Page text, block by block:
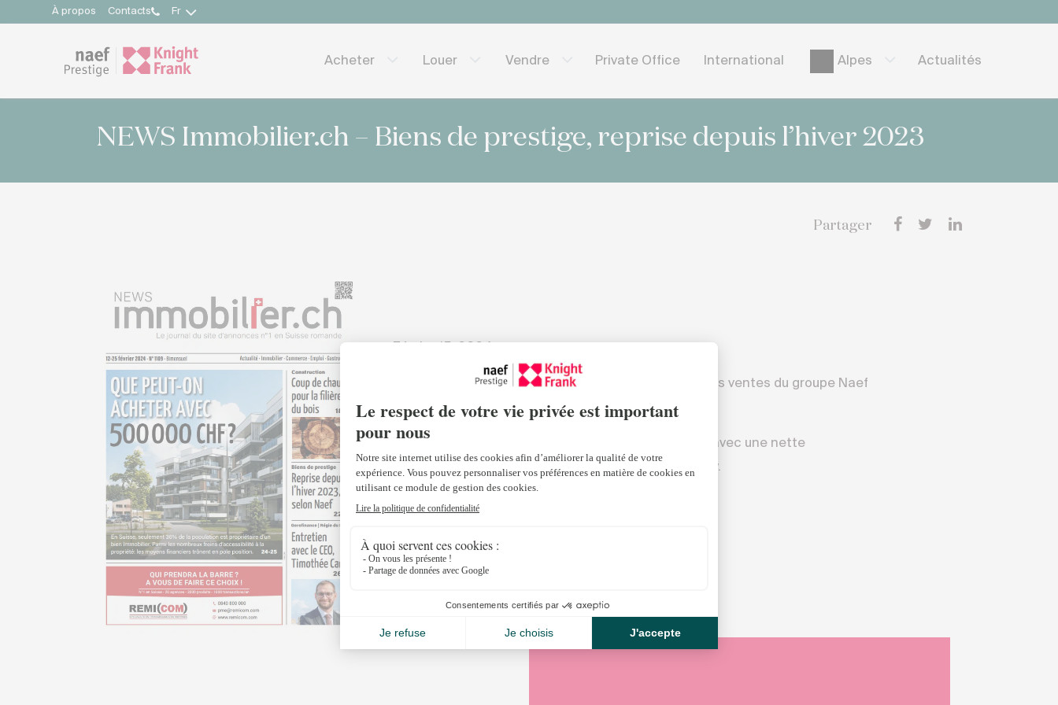
À propos Contacts Fr
Acheter Louer Vendre Private Office International Alpes Actualités
NEWS Immobilier.ch – Biens de prestige, reprise depuis l’hiver 2023
Partager
Découvrez l’interview de Jacques Emery, directeur des ventes du groupe Naef
dans le NEWS Immobilier.ch.
« Je sens un redémarrage depuis décembre dernier, avec une nette
augmentation des visites », témoigne Jacques Emery.
Découvrez l’interview complète